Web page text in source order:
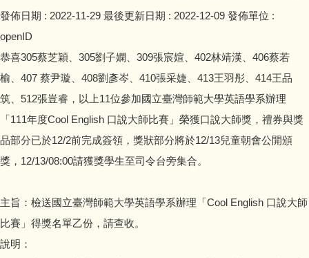
發佈日期 : 2022-11-29 最後更新日期 : 2022-12-09 發佈單位 :
openID
恭喜305蔡芝穎、305劉子嫻、309張宸媗、402林靖漢、406蔡若
榆、407 蔡尹璇、408劉彥岑、410張采婕、413王羽彤、414王品
筑、512張豈睿，以上11位參加國立臺灣師範大學英語學系辦理
「111年度Cool English 口說大師比賽」榮獲口說大師獎，禮券與獎
品部分已於12/2前完成簽領，獎狀部分將於12/13兒童朝會公開頒
獎，12/13/08:00請獲獎學生至司令台旁集合。
主旨：檢送國立臺灣師範大學英語學系辦理「Cool English 口說大師
比賽」得獎名單乙份，請查收。
說明：